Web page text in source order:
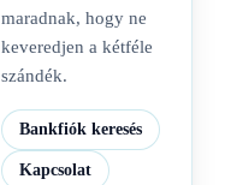
maradnak, hogy ne
keveredjen a kétféle
szándék.
Bankfiók keresés
Kapcsolat